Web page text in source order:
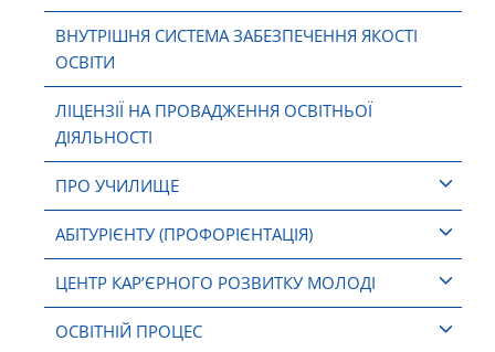
ВНУТРІШНЯ СИСТЕМА ЗАБЕЗПЕЧЕННЯ ЯКОСТІ
ОСВІТИ
ЛІЦЕНЗІЇ НА ПРОВАДЖЕННЯ ОСВІТНЬОЇ
ДІЯЛЬНОСТІ
ПРО УЧИЛИЩЕ
АБІТУРІЄНТУ (ПРОФОРІЄНТАЦІЯ)
ЦЕНТР КАР’ЄРНОГО РОЗВИТКУ МОЛОДІ
ОСВІТНІЙ ПРОЦЕС